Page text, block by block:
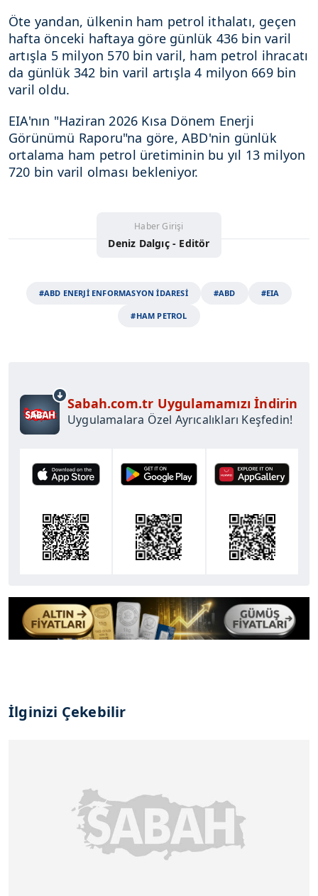
Öte yandan, ülkenin ham petrol ithalatı, geçen
hafta önceki haftaya göre günlük 436 bin varil
artışla 5 milyon 570 bin varil, ham petrol ihracatı
da günlük 342 bin varil artışla 4 milyon 669 bin
varil oldu.
EIA'nın "Haziran 2026 Kısa Dönem Enerji
Görünümü Raporu"na göre, ABD'nin günlük
ortalama ham petrol üretiminin bu yıl 13 milyon
720 bin varil olması bekleniyor.
Haber Girişi
Deniz Dalgıç - Editör
#ABD ENERJİ ENFORMASYON İDARESİ #ABD #EIA
#HAM PETROL
Sabah.com.tr Uygulamamızı İndirin
Uygulamalara Özel Ayrıcalıkları Keşfedin!
İlginizi Çekebilir